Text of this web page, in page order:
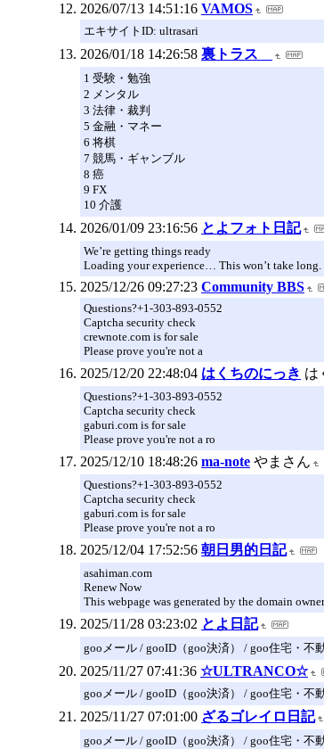
2026/07/13 14:51:16 VAMOS
エキサイトID: ultrasari
2026/01/18 14:26:58 裏トラス
1 受験・勉強
2 メンタル
3 法律・裁判
5 金融・マネー
6 将棋
7 競馬・ギャンブル
8 癌
9 FX
10 介護
2026/01/09 23:16:56 とよフォト日記
We’re getting things ready
Loading your experience… This won’t take long.
2025/12/26 09:27:23 Community BBS
Questions?+1-303-893-0552
Captcha security check
crewnote.com is for sale
Please prove you're not a
2025/12/20 22:48:04 はくちのにっき は
Questions?+1-303-893-0552
Captcha security check
gaburi.com is for sale
Please prove you're not a ro
2025/12/10 18:48:26 ma-note やまさん
Questions?+1-303-893-0552
Captcha security check
gaburi.com is for sale
Please prove you're not a ro
2025/12/04 17:52:56 朝日男的日記
asahiman.com
Renew Now
This webpage was generated by the domain
2025/11/28 03:23:02 とよ日記
gooメール / gooID（goo決済） / goo住宅・不
2025/11/27 07:41:36 ☆ULTRANCO☆
gooメール / gooID（goo決済） / goo住宅・不
2025/11/27 07:01:00 ざるゴレイロ日記
gooメール / gooID（goo決済） / goo住宅・不